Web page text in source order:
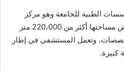
الطبية للجامعة وهو مركز
طبي جديد وحديث يقع على أرض مساحتها أكثر من 220،000 متر
وتعمل المستشفى في إطار
كبيرة.